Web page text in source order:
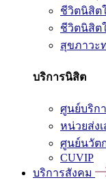
ชีวิตนิสิต
ชีวิตนิสิต
สุขภาวะ
บริการนิสิต
ศูนย์บริก
หน่วยส่ง
ศูนย์นวัต
CUVIP
บริการสังคม